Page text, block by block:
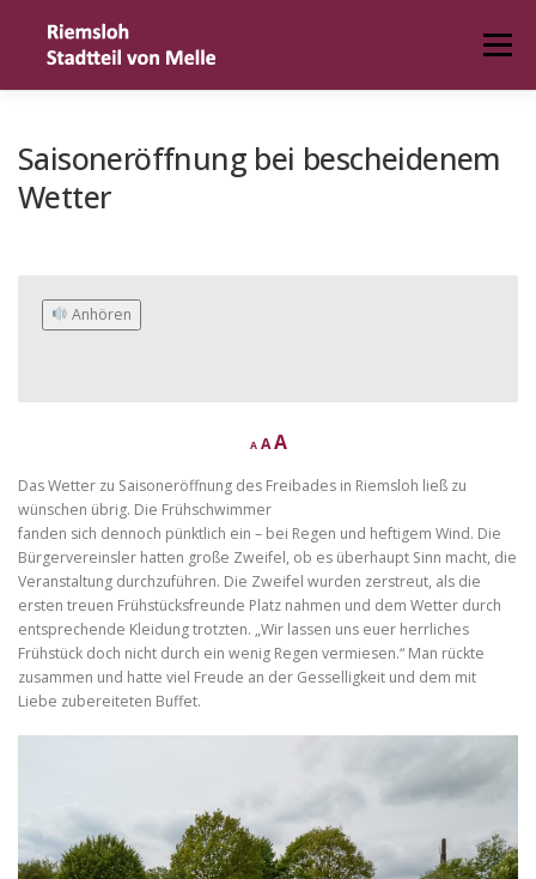
springen
Menü
Saisoneröffnung bei bescheidenem
Wetter
Anhören
Ae
r
a
s
f
o
n
s
i
e
AR
s
e
t
f
o
n
t
s
i
AI
n
r
e
a
s
e
o
s
i
Das Wetter zu Saisoneröffnung des Freibades in Riemsloh ließ zu
wünschen übrig. Die Frühschwimmer
fanden sich dennoch pünktlich ein – bei Regen und heftigem Wind. Die
Bürgervereinsler hatten große Zweifel, ob es überhaupt Sinn macht, die
Veranstaltung durchzuführen. Die Zweifel wurden zerstreut, als die
ersten treuen Frühstücksfreunde Platz nahmen und dem Wetter durch
entsprechende Kleidung trotzten. „Wir lassen uns euer herrliches
Frühstück doch nicht durch ein wenig Regen vermiesen.“ Man rückte
zusammen und hatte viel Freude an der Gesselligkeit und dem mit
Liebe zubereiteten Buffet.